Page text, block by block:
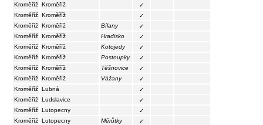
Kroměříž Kroměříž
✓
Kroměříž Kroměříž
✓
Kroměříž Kroměříž Bílany
✓
Kroměříž Kroměříž Hradisko
✓
Kroměříž Kroměříž Kotojedy
✓
Kroměříž Kroměříž Postoupky
✓
Kroměříž Kroměříž Těšnovice
✓
Kroměříž Kroměříž Vážany
✓
Kroměříž Lubná
✓
Kroměříž Ludslavice
✓
Kroměříž Lutopecny
✓
Kroměříž Lutopecny Měrůtky
✓